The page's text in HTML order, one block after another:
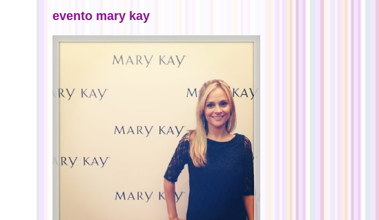
evento mary kay